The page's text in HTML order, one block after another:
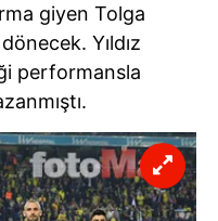
giyen Tolga
Yıldız
performansla